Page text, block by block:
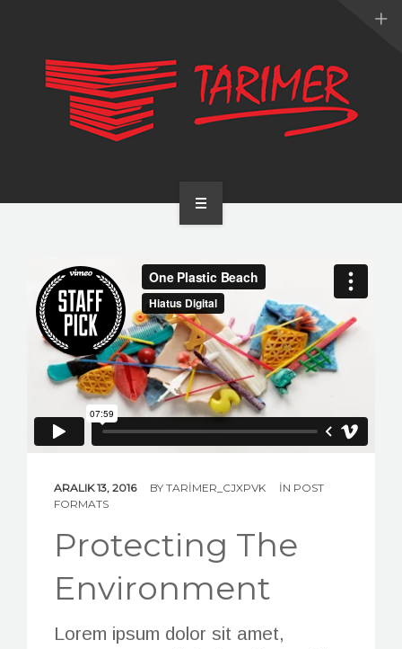
KURUMSAL
UYGULAMALARIMIZ
HİZMETLERİMİZ
E-KATALOG
REFRANSLAR
İLETİŞİMARALIK 13, 2016 BY TARIMER_CJXPVK IN POST
FORMATS
Protecting The
Environment
Lorem ipsum dolor sit amet,